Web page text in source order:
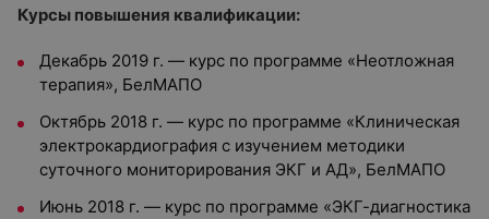
Курсы повышения квалификации:
Декабрь 2019 г. — курс по программе «Неотложная
терапия», БелМАПО
Октябрь 2018 г. — курс по программе «Клиническая
электрокардиография с изучением методики
суточного мониторирования ЭКГ и АД», БелМАПО
Июнь 2018 г. — курс по программе «ЭКГ-диагностика